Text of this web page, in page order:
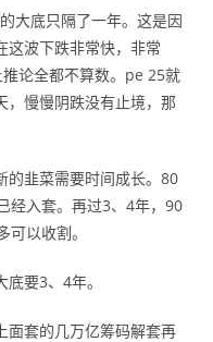
大底只隔了一年。这是因
这波下跌非常快，非常
论全都不算数。pe 25就
，慢慢阴跌没有止境，那
的韭菜需要时间成长。80
经入套。再过3、4年，90
以收割。
要3、4年。
面套的几万亿筹码解套再